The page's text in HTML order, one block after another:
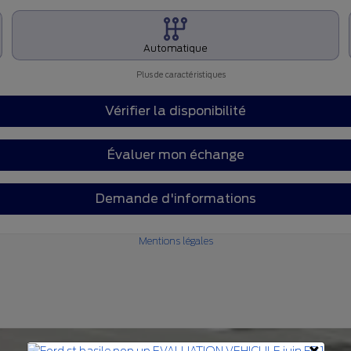
Automatique
Plus de caractéristiques
Vérifier la disponibilité
Évaluer mon échange
Demande d'informations
Mentions légales